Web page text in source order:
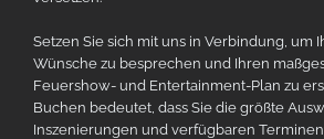
Setzen Sie sich mit uns in Verbindung, um
Wünsche zu besprechen und Ihren
Feuershow- und Entertainment-Plan zu
Buchen bedeutet, dass Sie die größte
Inszenierungen und verfügbaren